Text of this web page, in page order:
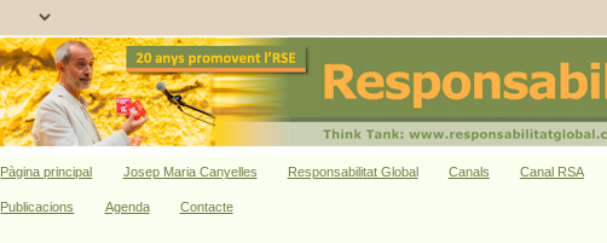
Pàgina principal Josep Maria Canyelles Responsabilitat Global Canals Canal RSA
Publicacions Agenda Contacte